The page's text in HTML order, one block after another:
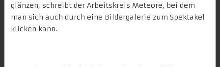
glänzen, schreibt der Arbeitskreis Meteore, bei dem
man sich auch durch eine Bildergalerie zum Spektakel
klicken kann.